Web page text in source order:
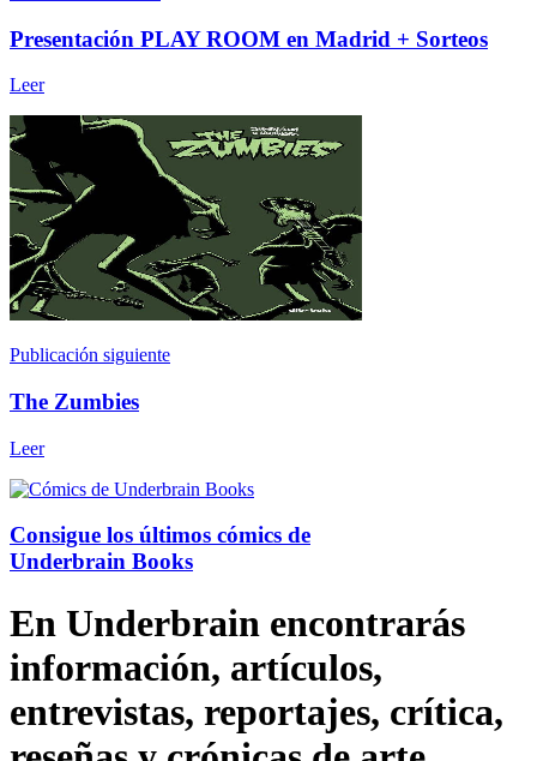
Presentación PLAY ROOM en Madrid + Sorteos
Leer
Publicación siguiente
The Zumbies
Leer
Consigue los últimos cómics de
Underbrain Books
En Underbrain encontrarás
información, artículos,
entrevistas, reportajes, crítica,